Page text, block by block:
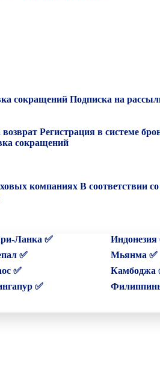
сокращений Подписка на
Регистрация в системе
сокращений
компаниях В соответствии со
Ланка ✅
Индонезия
✅
Мьянма ✅
✅
Камбоджа
✅